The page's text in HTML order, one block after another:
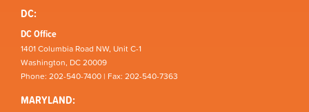
DC:
DC Office
1401 Columbia Road NW, Unit C-1
Washington, DC 20009
Phone: 202-540-7400 | Fax: 202-540-7363
MARYLAND: